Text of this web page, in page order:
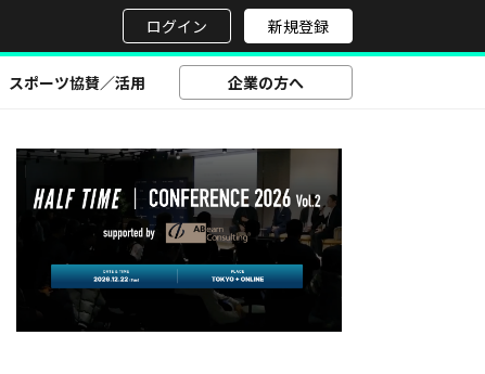
ログイン 新規登録
スポーツ協賛／活用 企業の方へ